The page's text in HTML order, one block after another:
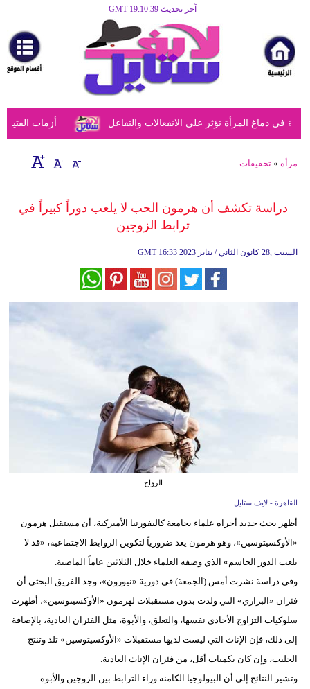
آخر تحديث GMT 19:10:39
مرأة
أزياء
أزياء
إسلامية
صحة
فيديو
وحلول
أزمات الفتيات دماغ المرأة تؤثر على الانفعالات والتفاعل
مرأة »تحقيقات
دراسة تكشف أن هرمون الحب لا يلعب دوراً كبيراً في
ترابط الزوجين
GMT 16:33 2023 السبت ,28 كانون الثاني / يناير
الزواج
القاهرة - لايف ستايل
أظهر بحث جديد أجراه علماء بجامعة كاليفورنيا الأميركية، أن مستقبل هرمون
«الأوكسيتوسين»، وهو هرمون يعد ضرورياً لتكوين الروابط الاجتماعية، «قد لا
يلعب الدور الحاسم» الذي وصفه العلماء خلال الثلاثين عاماً الماضية.
وفي دراسة نشرت أمس (الجمعة) في دورية «نيورون»، وجد الفريق البحثي أن
فئران «البراري» التي ولدت بدون مستقبلات لهرمون «الأوكسيتوسين»، أظهرت
سلوكيات التزاوج الأحادي نفسها، والتعلق، والأبوة، مثل الفئران العادية، بالإضافة
إلى ذلك، فإن الإناث التي ليست لديها مستقبلات «الأوكسيتوسين» تلد وتنتج
الحليب، وإن كان بكميات أقل، من فئران الإناث العادية.
وتشير النتائج إلى أن البيولوجيا الكامنة وراء الترابط بين الزوجين والأبوة